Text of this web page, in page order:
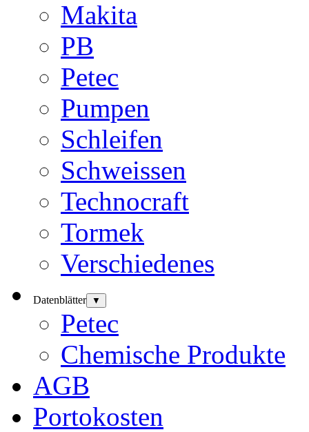
Makita
PB
Petec
Pumpen
Schleifen
Schweissen
Technocraft
Tormek
Verschiedenes
Datenblätter ▼
Petec
Chemische Produkte
AGB
Portokosten